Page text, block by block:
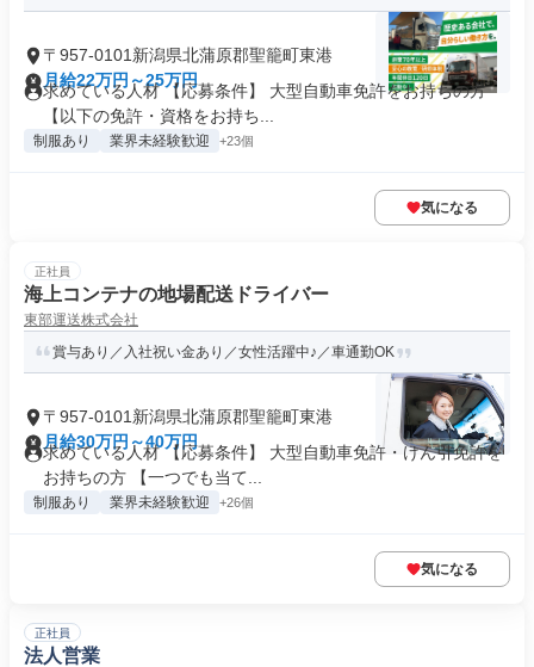
〒957-0101新潟県北蒲原郡聖籠町東港
月給22万円～25万円
求めている人材 【応募条件】 大型自動車免許をお持ちの方
【以下の免許・資格をお持ち...
制服あり 業界未経験歓迎 +23個
気になる
正社員
海上コンテナの地場配送ドライバー
東部運送株式会社
賞与あり／入社祝い金あり／女性活躍中♪／車通勤OK
〒957-0101新潟県北蒲原郡聖籠町東港
月給30万円～40万円
求めている人材 【応募条件】 大型自動車免許・けん引免許を
お持ちの方 【一つでも当て...
制服あり 業界未経験歓迎 +26個
気になる
正社員
法人営業